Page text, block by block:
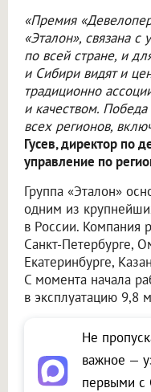
«Премия
«Эталон», связана
по всей стране, и
и Сибири видят и
традиционно
и качеством.
всех регионов,
Гусев, директор по
управление по
Группа «Эталон»
одним из
в России. Компания
Санкт-Петербурге,
Екатеринбурге,
С момента начала
в эксплуатацию 9,8
Не
важное —
первыми с